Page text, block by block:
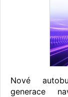
Nové
generace